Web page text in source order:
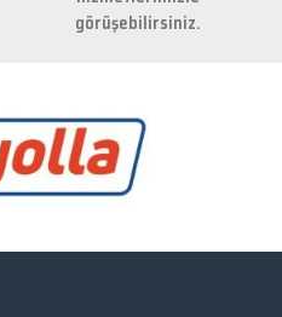
görüşebilirsiniz.